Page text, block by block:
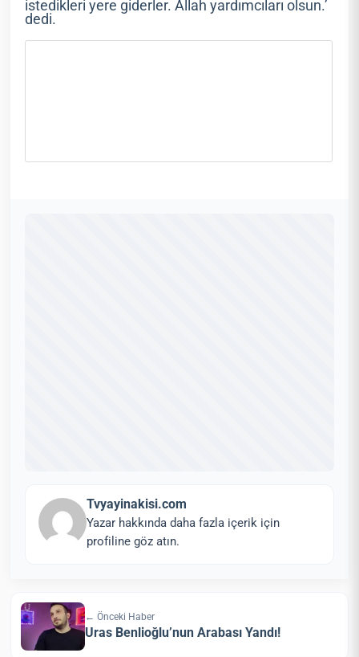
istedikleri yere giderler. Allah yardımcıları olsun.’
dedi.
Tvyayinakisi.com
Yazar hakkında daha fazla içerik için
profiline göz atın.
← Önceki Haber
Uras Benlioğlu’nun Arabası Yandı!